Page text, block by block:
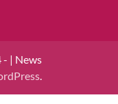
| News
.